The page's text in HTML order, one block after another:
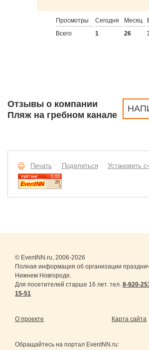
Просмотры Сегодня Месяц
Всего
1 26
Отзывы о компании
Пляж на гребном канале
Печать Поделиться Установить
© EventNN.ru, 2006-2026
Полная информация об организации
Нижнем Новгороде.
Для посетителей старше 16 лет. тел. 8-920-
15-51
О проекте Карта сайта
Обращайтесь на портал EventNN.ru: